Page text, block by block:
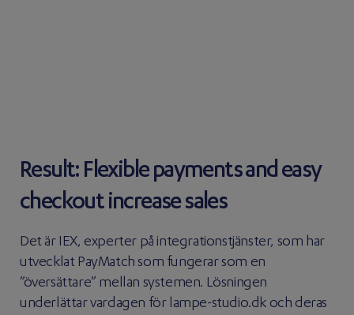
Result: Flexible payments and easy
checkout increase sales
Det är IEX, experter på integrationstjänster, som har
utvecklat PayMatch som fungerar som en
”översättare” mellan systemen. Lösningen
underlättar vardagen för lampe-studio.dk och deras